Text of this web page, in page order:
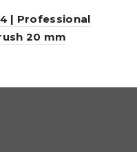
| Professional
20 mm